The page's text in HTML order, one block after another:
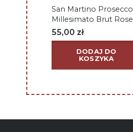
San Martino Prosecco
Millesimato Brut Rose
55,00 zł
DODAJ DO
KOSZYKA